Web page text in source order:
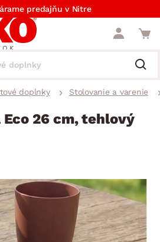
predajňu v Nitre
doplnky Stolovanie a varenie
Eco 26 cm, tehlový